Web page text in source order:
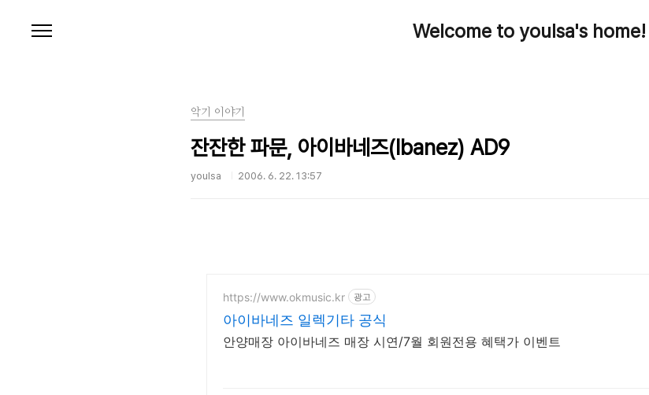
Welcome to youlsa's home!
악기 이야기
잔잔한 파문, 아이바네즈(Ibanez) AD9
youlsa 2006. 6. 22. 13:57
https://www.okmusic.kr 광고
아이바네즈 일렉기타 공식
안양매장 아이바네즈 매장 시연/7월 회원전용 혜택가 이벤트